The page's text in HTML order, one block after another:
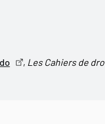
, Les Cahiers de